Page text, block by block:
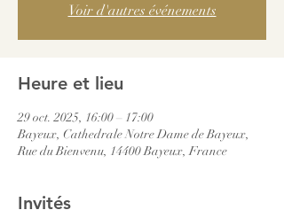
Voir d'autres événements
Heure et lieu
29 oct. 2025, 16:00 – 17:00
Bayeux, Cathedrale Notre Dame de Bayeux,
Rue du Bienvenu, 14400 Bayeux, France
Invités